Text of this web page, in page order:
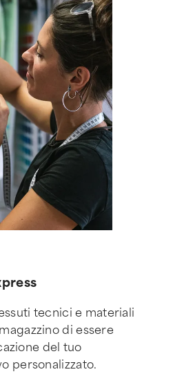
tecnici e materiali
di essere
del tuo
personalizzato.